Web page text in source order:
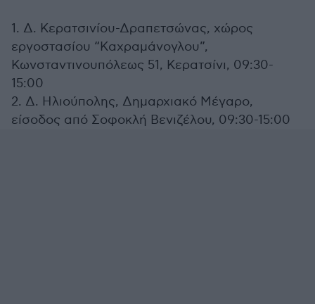
1. Δ. Κερατσινίου-Δραπετσώνας, χώρος
εργοστασίου “Καχραμάνογλου”,
Κωνσταντινουπόλεως 51, Κερατσίνι, 09:30-
15:00
2. Δ. Ηλιούπολης, Δημαρχιακό Μέγαρο,
είσοδος από Σοφοκλή Βενιζέλου, 09:30-15:00